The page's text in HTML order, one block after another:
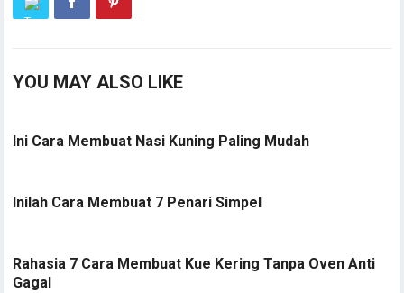
YOU MAY ALSO LIKE
Ini Cara Membuat Nasi Kuning Paling Mudah
Inilah Cara Membuat 7 Penari Simpel
Rahasia 7 Cara Membuat Kue Kering Tanpa Oven Anti
Gagal